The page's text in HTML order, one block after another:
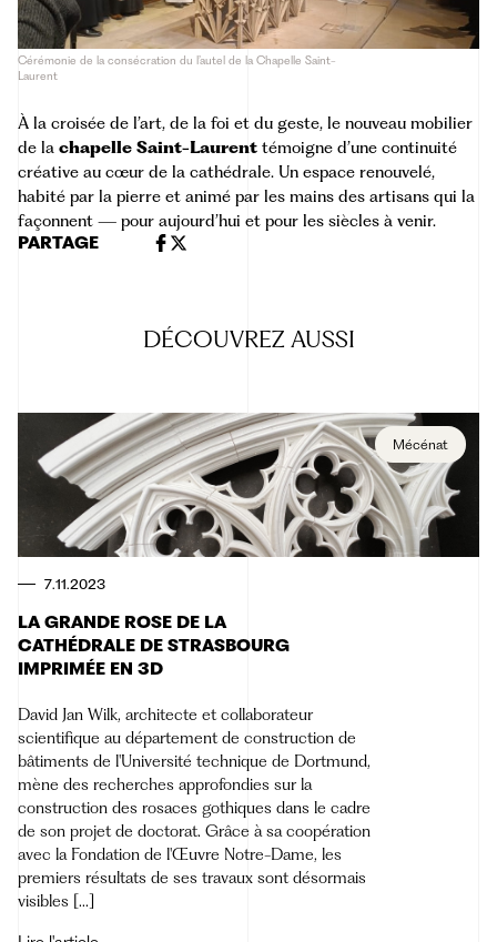
Cérémonie de la consécration du l’autel de la Chapelle Saint-
Laurent
À la croisée de l’art, de la foi et du geste, le nouveau mobilier
de la chapelle Saint-Laurent témoigne d’une continuité
créative au cœur de la cathédrale. Un espace renouvelé,
habité par la pierre et animé par les mains des artisans qui la
façonnent — pour aujourd’hui et pour les siècles à venir.
PARTAGE
DÉCOUVREZ AUSSI
Mécénat
7.11.2023
LA GRANDE ROSE DE LA
CATHÉDRALE DE STRASBOURG
IMPRIMÉE EN 3D
David Jan Wilk, architecte et collaborateur
scientifique au département de construction de
bâtiments de l'Université technique de Dortmund,
mène des recherches approfondies sur la
construction des rosaces gothiques dans le cadre
de son projet de doctorat. Grâce à sa coopération
avec la Fondation de l'Œuvre Notre-Dame, les
premiers résultats de ses travaux sont désormais
visibles [...]